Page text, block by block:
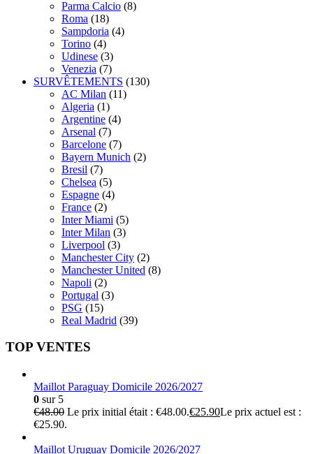
Parma Calcio (8)
Roma (18)
Sampdoria (4)
Torino (4)
Udinese (3)
Venezia (7)
SURVÊTEMENTS (130)
AC Milan (11)
Algeria (1)
Argentine (4)
Arsenal (7)
Barcelone (7)
Bayern Munich (2)
Bresil (7)
Chelsea (5)
Espagne (4)
France (2)
Inter Miami (5)
Inter Milan (3)
Liverpool (3)
Manchester City (2)
Manchester United (8)
Napoli (2)
Portugal (3)
PSG (15)
Real Madrid (39)
TOP VENTES
Maillot Paraguay Domicile 2026/2027
0 sur 5
€48.00 Le prix initial était : €48.00.€25.90Le prix actuel est :
€25.90.
Maillot Uruguay Domicile 2026/2027